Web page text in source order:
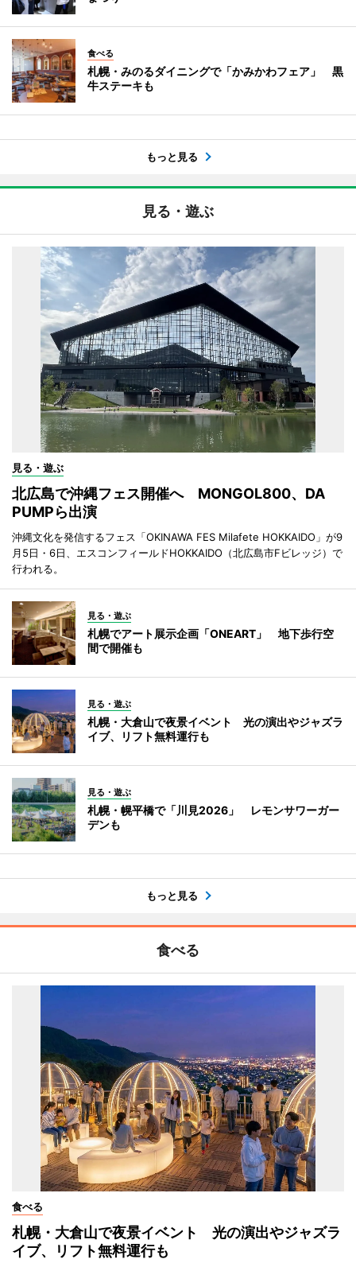
食べる
札幌・みのるダイニングで「かみかわフェア」 黒
牛ステーキも
もっと見る
見る・遊ぶ
見る・遊ぶ
北広島で沖縄フェス開催へ MONGOL800、DA
PUMPら出演
沖縄文化を発信するフェス「OKINAWA FES Milafete HOKKAIDO」が9
月5日・6日、エスコンフィールドHOKKAIDO（北広島市Fビレッジ）で
行われる。
見る・遊ぶ
札幌でアート展示企画「ONEART」 地下歩行空
間で開催も
見る・遊ぶ
札幌・大倉山で夜景イベント 光の演出やジャズラ
イブ、リフト無料運行も
見る・遊ぶ
札幌・幌平橋で「川見2026」 レモンサワーガー
デンも
もっと見る
食べる
食べる
札幌・大倉山で夜景イベント 光の演出やジャズラ
イブ、リフト無料運行も